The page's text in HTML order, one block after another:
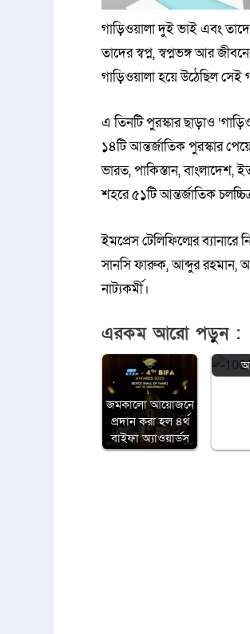
গাড়িওয়ালা দুই ভাই এবং
তাদের স্বপ্ন, স্বপ্নভঙ্গ আর
গাড়িওয়ালা হয়ে উঠেছিল সেই
এ তিনটি পুরস্কার ছাড়াও
১৪টি আন্তর্জাতিক পুরস্কার
ভারত, পাকিস্তান, বাংলাদেশ,
শহরে ৫১টি আন্তর্জাতিক
ইমপ্রেস টেলিফিল্মের
সানসি ফারুক, আব্দুর রহমান,
নাট্যকর্মী।
এরকম আরো পড়ুন :
জমকালো আয়োজনে
প্রদান করা হল ৪র্থ
বাইফা অ্যাওয়ার্ডস